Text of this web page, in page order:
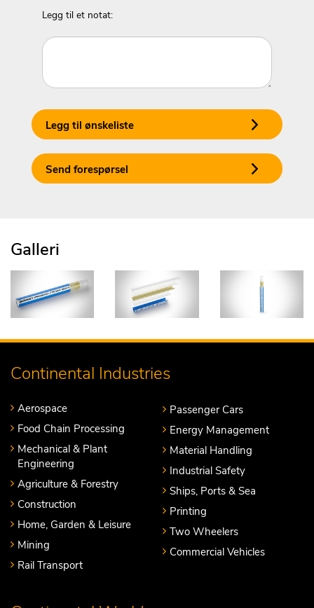
Legg til et notat:
Legg til ønskeliste
Send forespørsel
Galleri
Continental Industries
Aerospace
Food Chain Processing
Mechanical & Plant
Engineering
Agriculture & Forestry
Construction
Home, Garden & Leisure
Mining
Rail Transport
Passenger Cars
Energy Management
Material Handling
Industrial Safety
Ships, Ports & Sea
Printing
Two Wheelers
Commercial Vehicles